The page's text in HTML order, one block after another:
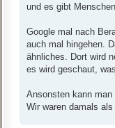
und es gibt
Google mal nach
auch mal hingehen.
ähnliches. Dort wird
es wird geschaut,
Ansonsten kann man
Wir waren damals